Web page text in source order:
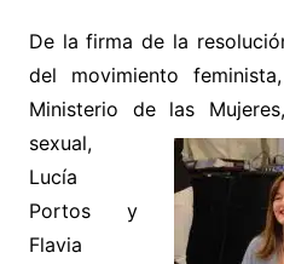
De la firma de la
del movimiento
Ministerio de las
sexual,
Lucía
Portos y
Flavia